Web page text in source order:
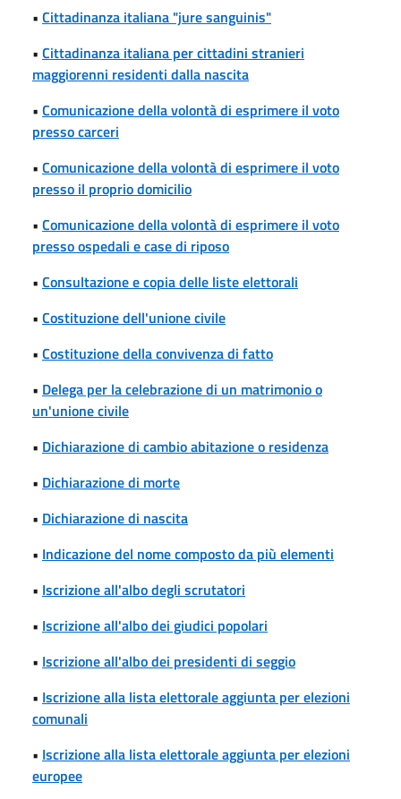
• Cittadinanza italiana "jure sanguinis"
• Cittadinanza italiana per cittadini stranieri
maggiorenni residenti dalla nascita
• Comunicazione della volontà di esprimere il voto
presso carceri
• Comunicazione della volontà di esprimere il voto
presso il proprio domicilio
• Comunicazione della volontà di esprimere il voto
presso ospedali e case di riposo
• Consultazione e copia delle liste elettorali
• Costituzione dell'unione civile
• Costituzione della convivenza di fatto
• Delega per la celebrazione di un matrimonio o
un'unione civile
• Dichiarazione di cambio abitazione o residenza
• Dichiarazione di morte
• Dichiarazione di nascita
• Indicazione del nome composto da più elementi
• Iscrizione all'albo degli scrutatori
• Iscrizione all'albo dei giudici popolari
• Iscrizione all'albo dei presidenti di seggio
• Iscrizione alla lista elettorale aggiunta per elezioni
comunali
• Iscrizione alla lista elettorale aggiunta per elezioni
europee